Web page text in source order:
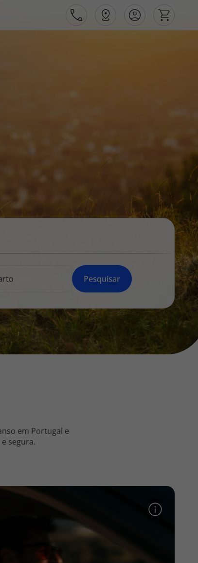
ao cliente no Estrangeiro
na marcação das suas viagens, tem ainda ao seu
o nosso call center a funcionar todos os dias úteis das
às 20:00 e Sábado das 10:00 às 14:00.
Pesquisar
em Portugal e
segura.